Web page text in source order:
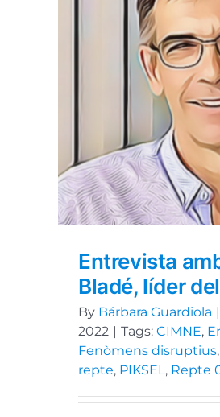
Entrevista
Bladé, líder
By Bárbara Guardiola |
2022 | Tags: CIMNE,
Fenòmens disruptius,
repte, PIKSEL , Repte